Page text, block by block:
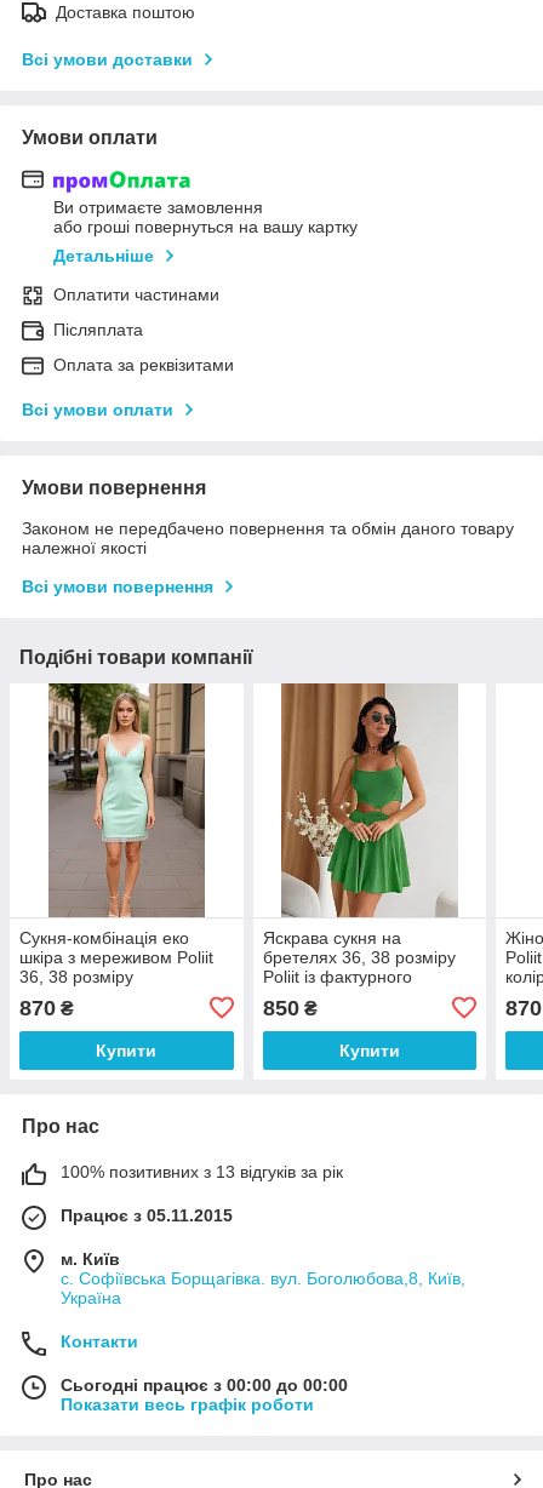
Доставка поштою
Всі умови доставки
Умови оплати
Ви отримаєте замовлення
або гроші повернуться на вашу картку
Детальніше
Оплатити частинами
Післяплата
Оплата за реквізитами
Всі умови оплати
Умови повернення
Законом не передбачено повернення та обмін даного товару
належної якості
Всі умови повернення
Подібні товари компанії
Сукня-комбінація еко
шкіра з мереживом Poliit
36, 38 розміру
870 ₴
Купити
Яскрава сукня на
бретелях 36, 38 розміру
Poliit із фактурного
850₴
Купити
870
Про нас
100% позитивних з 13 відгуків за рік
Працює з 05.11.2015
м. Київ
с. Софіївська Борщагівка. вул. Боголюбова,8, Київ,
Україна
Контакти
Сьогодні працює з 00:00 до 00:00
Показати весь графік роботи
Про нас